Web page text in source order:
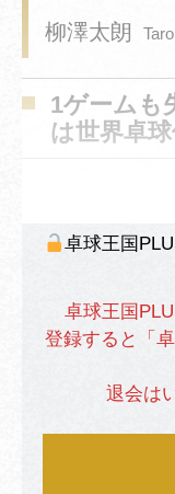
柳澤太朗
1ゲームも
は世界卓
卓球王国
卓球王国
登録すると「
退会は